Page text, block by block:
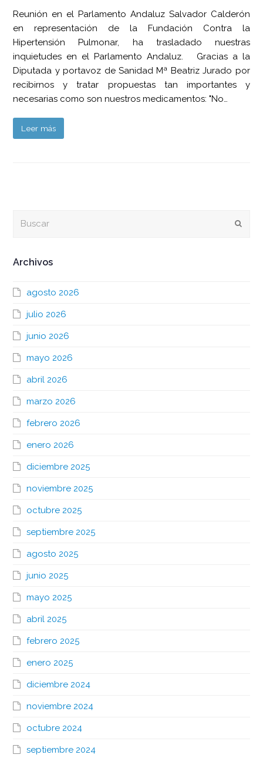
Reunión en el Parlamento Andaluz Salvador Calderón
en representación de la Fundación Contra la
Hipertensión Pulmonar, ha trasladado nuestras
inquietudes en el Parlamento Andaluz. Gracias a la
Diputada y portavoz de Sanidad Mª Beatriz Jurado por
recibirnos y tratar propuestas tan importantes y
necesarias como son nuestros medicamentos: "No…
Leer más
Archivos
agosto 2026
julio 2026
junio 2026
mayo 2026
abril 2026
marzo 2026
febrero 2026
enero 2026
diciembre 2025
noviembre 2025
octubre 2025
septiembre 2025
agosto 2025
junio 2025
mayo 2025
abril 2025
febrero 2025
enero 2025
diciembre 2024
noviembre 2024
octubre 2024
septiembre 2024